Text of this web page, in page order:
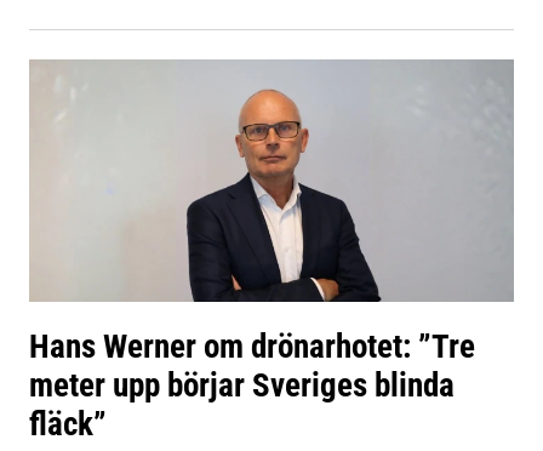
Hans Werner om drönarhotet: ”Tre
meter upp börjar Sveriges blinda
fläck”